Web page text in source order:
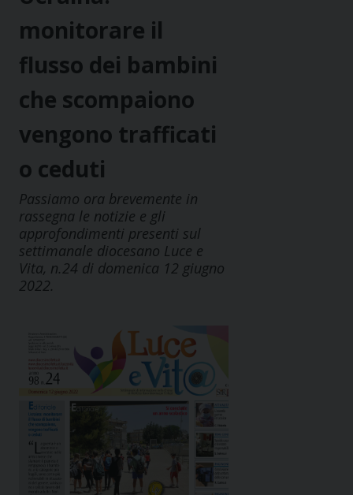
monitorare il
flusso dei bambini
che scompaiono
vengono trafficati
o ceduti
Passiamo ora brevemente in
rassegna le notizie e gli
approfondimenti presenti sul
settimanale diocesano Luce e
Vita, n.24 di domenica 12 giugno
2022.